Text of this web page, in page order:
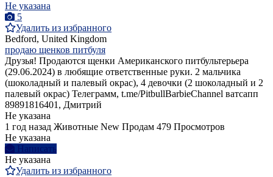
Не указана
5
Удалить из избранного
Bedford, United Kingdom
продаю щенков питбуля
Друзья! Продаются щенки Американского питбультерьера
(29.06.2024) в любящие ответственные руки. 2 мальчика
(шоколадный и палевый окрас), 4 девочки (2 шоколадный и 2
палевый окрас) Телеграмм, t.me/PitbullBarbieChannel ватсапп
89891816401, Дмитрий
Не указана
1 год назад Животные New Продам 479 Просмотров
Не указана
Написать
Не указана
Удалить из избранного